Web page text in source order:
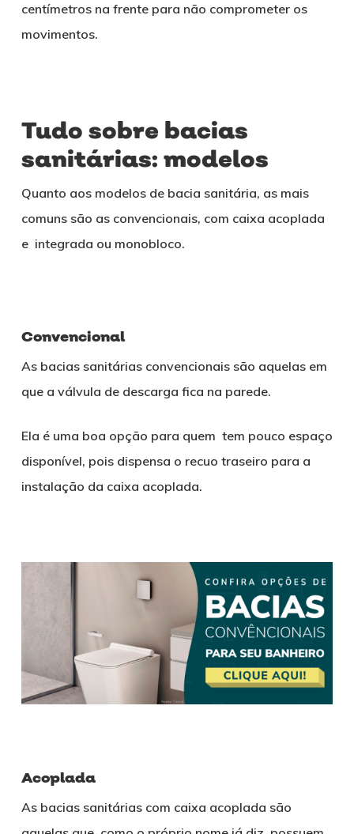
centímetros na frente para não comprometer os
movimentos.
Tudo sobre bacias
sanitárias: modelos
Quanto aos modelos de bacia sanitária, as mais
comuns são as convencionais, com caixa acoplada
e integrada ou monobloco.
Convencional
As bacias sanitárias convencionais são aquelas em
que a válvula de descarga fica na parede.
Ela é uma boa opção para quem tem pouco espaço
disponível, pois dispensa o recuo traseiro para a
instalação da caixa acoplada.
Acoplada
As bacias sanitárias com caixa acoplada são